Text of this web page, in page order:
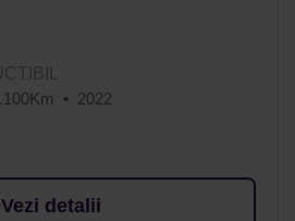
2022
Vezi detalii